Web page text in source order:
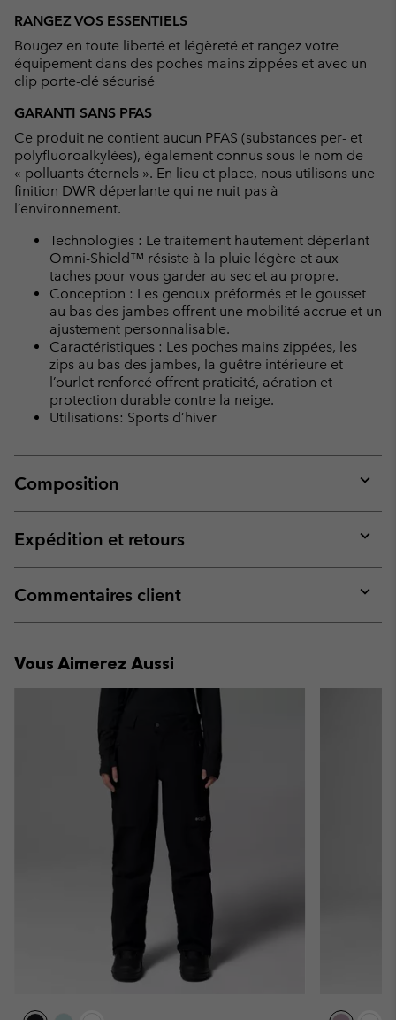
RANGEZ VOS ESSENTIELS
Bougez en toute liberté et légèreté et rangez votre
équipement dans des poches mains zippées et avec un
clip porte-clé sécurisé
GARANTI SANS PFAS
Ce produit ne contient aucun PFAS (substances per- et
polyfluoroalkylées), également connus sous le nom de
« polluants éternels ». En lieu et place, nous utilisons une
finition DWR déperlante qui ne nuit pas à
l’environnement.
Technologies : Le traitement hautement déperlant
Omni-Shield™ résiste à la pluie légère et aux
taches pour vous garder au sec et au propre.
Conception : Les genoux préformés et le gousset
au bas des jambes offrent une mobilité accrue et un
ajustement personnalisable.
Caractéristiques : Les poches mains zippées, les
zips au bas des jambes, la guêtre intérieure et
l’ourlet renforcé offrent praticité, aération et
protection durable contre la neige.
Utilisations: Sports d’hiver
Composition
or
Expédition et retours
or
Commentaires client
or
Vous Aimerez Aussi